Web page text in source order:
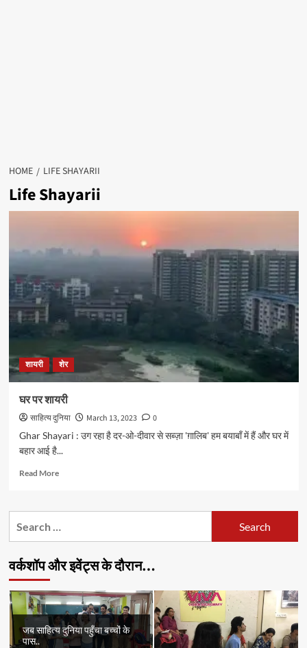
HOME LIFE SHAYARII
Life Shayarii
शायरी शेर
घर पर शायरी
साहित्य दुनिया March 13, 2023
0
Ghar Shayari : उग रहा है दर-ओ-दीवार से सब्ज़ा 'ग़ालिब' हम बयाबाँ में हैं और घर में
बहार आई है...
Read MoreRead
घर
वर्कशॉप और इवेंट्स के दौरान…
जब साहित्य दुनिया पहुँचा बच्चों के
पास..